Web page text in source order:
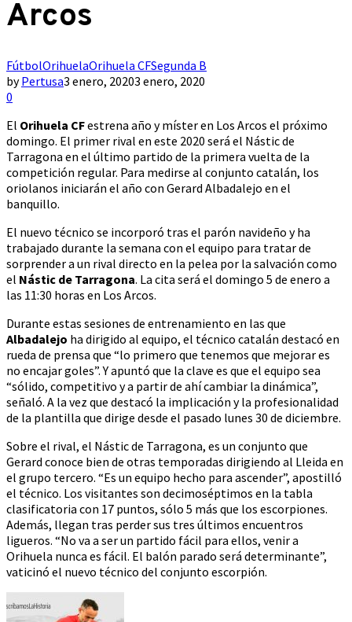
Arcos
FútbolOrihuelaOrihuela CFSegunda B
byPertusa3 enero, 20203 enero, 2020
0
El Orihuela CFestrena año y míster en Los Arcos el próximo
domingo. El primer rival en este 2020 será el Nástic de
Tarragona en el último partido de la primera vuelta de la
competición regular. Para medirse al conjunto catalán, los
oriolanos iniciarán el año con Gerard Albadalejo en el
banquillo.
El nuevo técnico se incorporó tras el parón navideño y ha
trabajado durante la semana con el equipo para tratar de
sorprender a un rival directo en la pelea por la salvación como
el Nástic de Tarragona. La cita será el domingo 5 de enero a
las 11:30 horas en Los Arcos.
Durante estas sesiones de entrenamiento en las que
Albadalejo ha dirigido al equipo, el técnico catalán destacó en
rueda de prensa que “lo primero que tenemos que mejorar es
no encajar goles”. Y apuntó que la clave es que el equipo sea
“sólido, competitivo y a partir de ahí cambiar la dinámica”,
señaló. A la vez que destacó la implicación y la profesionalidad
de la plantilla que dirige desde el pasado lunes 30 de diciembre.
Sobre el rival, el Nástic de Tarragona, es un conjunto que
Gerard conoce bien de otras temporadas dirigiendo al Lleida en
el grupo tercero. “Es un equipo hecho para ascender”, apostilló
el técnico. Los visitantes son decimoséptimos en la tabla
clasificatoria con 17 puntos, sólo 5 más que los escorpiones.
Además, llegan tras perder sus tres últimos encuentros
ligueros. “No va a ser un partido fácil para ellos, venir a
Orihuela nunca es fácil. El balón parado será determinante”,
vaticinó el nuevo técnico del conjunto escorpión.